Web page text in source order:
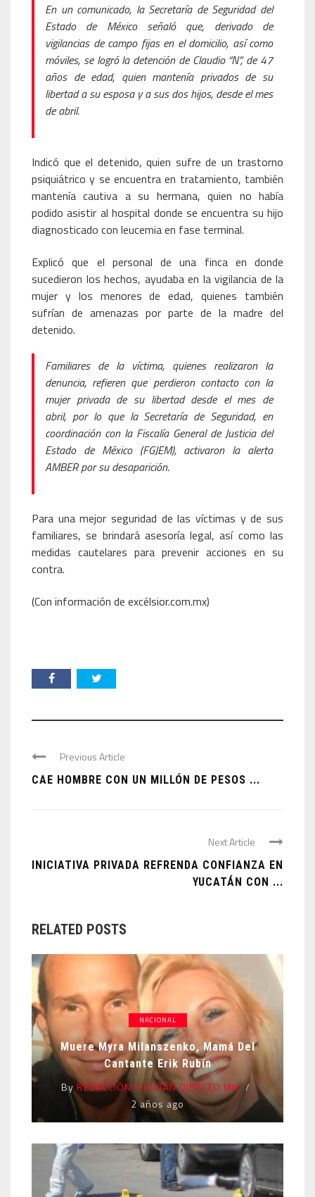
En un comunicado, la Secretaría de Seguridad del
Estado de México señaló que, derivado de
vigilancias de campo fijas en el domicilio, así como
móviles, se logró la detención de Claudio “N”, de 47
años de edad, quien mantenía privados de su
libertad a su esposa y a sus dos hijos, desde el mes
de abril.
Indicó que el detenido, quien sufre de un trastorno
psiquiátrico y se encuentra en tratamiento, también
mantenía cautiva a su hermana, quien no había
podido asistir al hospital donde se encuentra su hijo
diagnosticado con leucemia en fase terminal.
Explicó que el personal de una finca en donde
sucedieron los hechos, ayudaba en la vigilancia de la
mujer y los menores de edad, quienes también
sufrían de amenazas por parte de la madre del
detenido.
Familiares de la víctima, quienes realizaron la
denuncia, refieren que perdieron contacto con la
mujer privada de su libertad desde el mes de
abril, por lo que la Secretaría de Seguridad, en
coordinación con la Fiscalía General de Justicia del
Estado de México (FGJEM), activaron la alerta
AMBER por su desaparición.
Para una mejor seguridad de las víctimas y de sus
familiares, se brindará asesoría legal, así como las
medidas cautelares para prevenir acciones en su
contra.
(Con información de excélsior.com.mx)
Previous Article
CAE HOMBRE CON UN MILLÓN DE PESOS ...
Next Article
INICIATIVA PRIVADA REFRENDA CONFIANZA EN
YUCATÁN CON ...
RELATED POSTS
NACIONAL
Muere Myra Milanszenko, Mamá Del
Cantante Erik Rubín
By REDACCIÓN YUCATÁN DIRECTO MH
2 años ago